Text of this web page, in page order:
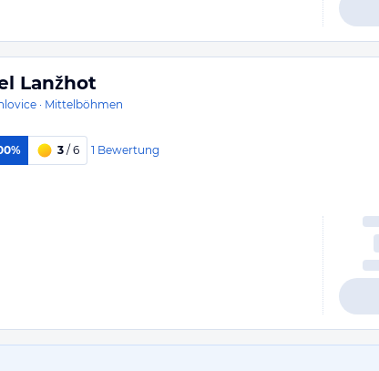
Lanžhot
· Mittelböhmen
3 / 6 1 Bewertung